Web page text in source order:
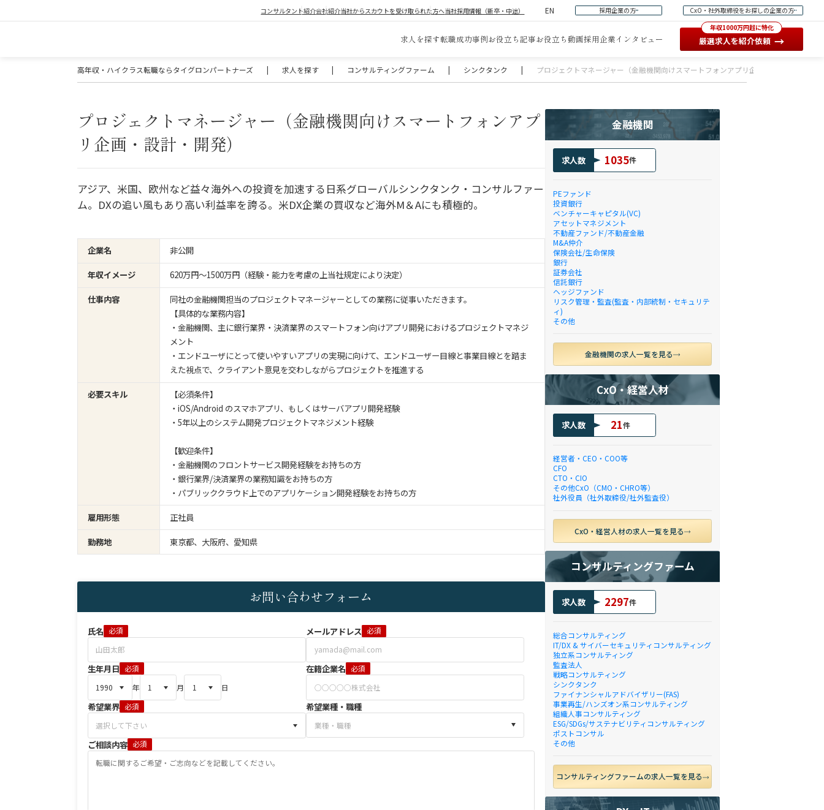
コンサルタント紹介会社紹介当社からスカウトを受け取られた方へ当社採用情報（新卒・中途） EN 採用企業の方 CxO・社外取締役をお探しの企業の方
求人を探す転職成功事例お役立ち記事お役立ち動画採用企業インタビュー
年収1000万円超に特化
厳選求人を紹介依頼 →
高年収・ハイクラス転職ならタイグロンパートナーズ | 求人を探す | コンサルティングファーム | シンクタンク | プロジェクトマネージャー（金融機関向けスマートフォンアプリ企画・設計・開発）
プロジェクトマネージャー（金融機関向けスマートフォンアプ
リ企画・設計・開発）
アジア、米国、欧州など益々海外への投資を加速する日系グローバルシンクタンク・コンサルファー
ム。DXの追い風もあり高い利益率を誇る。米DX企業の買収など海外M＆Aにも積極的。
企業名
非公開
年収イメージ
620万円〜1500万円（経験・能力を考慮の上当社規定により決定）
仕事内容
同社の金融機関担当のプロジェクトマネージャーとしての業務に従事いただきます。
【具体的な業務内容】
・金融機関、主に銀行業界・決済業界のスマートフォン向けアプリ開発におけるプロジェクトマネジ
メント
・エンドユーザにとって使いやすいアプリの実現に向けて、エンドユーザー目線と事業目線とを踏ま
えた視点で、クライアント意見を交わしながらプロジェクトを推進する
必要スキル
【必須条件】
・iOS/Android のスマホアプリ、もしくはサーバアプリ開発経験
・5年以上のシステム開発プロジェクトマネジメント経験
【歓迎条件】
・金融機関のフロントサービス開発経験をお持ちの方
・銀行業界/決済業界の業務知識をお持ちの方
・パブリッククラウド上でのアプリケーション開発経験をお持ちの方
雇用形態
正社員
勤務地
東京都、大阪府、愛知県
お問い合わせフォーム
氏名 必須 メールアドレス 必須
生年月日 必須
年
月 日
在籍企業名 必須
希望業界 必須 希望業種・職種
ご相談内容 必須
金融機関
求人数 1035件
PEファンド
投資銀行
ベンチャーキャピタル(VC)
アセットマネジメント
不動産ファンド/不動産金融
M&A仲介
保険会社/生命保険
銀行
証券会社
信託銀行
ヘッジファンド
リスク管理・監査(監査・内部統制・セキュリテ
ィ)
その他
金融機関の求人一覧を見る
CxO・経営人材
求人数 21件
経営者・CEO・COO等
CFO
CTO・CIO
その他CxO（CMO・CHRO等）
社外役員（社外取締役/社外監査役）
CxO・経営人材の求人一覧を見る
コンサルティングファーム
求人数 2297件
総合コンサルティング
IT/DX & サイバーセキュリティコンサルティング
独立系コンサルティング
監査法人
戦略コンサルティング
シンクタンク
ファイナンシャルアドバイザリー(FAS)
事業再生/ハンズオン系コンサルティング
組織人事コンサルティング
ESG/SDGs/サステナビリティコンサルティング
ポストコンサル
その他
コンサルティングファームの求人一覧を見る